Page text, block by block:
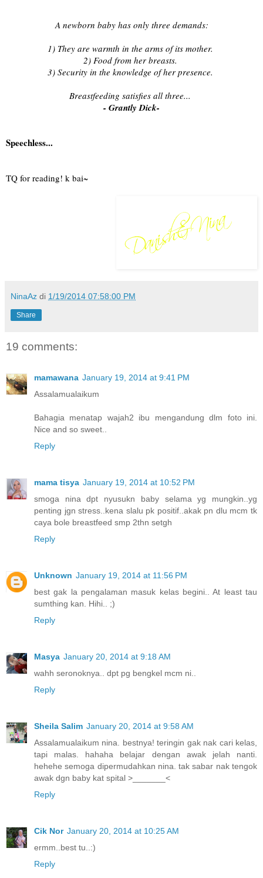
A newborn baby has only three demands:
1) They are warmth in the arms of its mother.
2) Food from her breasts.
3) Security in the knowledge of her presence.
Breastfeeding satisfies all three...
- Grantly Dick-
Speechless...
TQ for reading! k bai~
NinaAz di 1/19/2014 07:58:00 PM
Share
19 comments:
mamawana January 19, 2014 at 9:41 PM
Assalamualaikum
Bahagia menatap wajah2 ibu mengandung dlm foto ini.
Nice and so sweet..
Reply
mama tisya January 19, 2014 at 10:52 PM
smoga nina dpt nyusukn baby selama yg mungkin..yg
penting jgn stress..kena slalu pk positif..akak pn dlu mcm tk
caya bole breastfeed smp 2thn setgh
Reply
Unknown January 19, 2014 at 11:56 PM
best gak la pengalaman masuk kelas begini.. At least tau
sumthing kan. Hihi.. ;)
Reply
Masya January 20, 2014 at 9:18 AM
wahh seronoknya.. dpt pg bengkel mcm ni..
Reply
Sheila Salim January 20, 2014 at 9:58 AM
Assalamualaikum nina. bestnya! teringin gak nak cari kelas,
tapi malas. hahaha belajar dengan awak jelah nanti.
hehehe semoga dipermudahkan nina. tak sabar nak tengok
awak dgn baby kat spital >_______<
Reply
Cik Nor January 20, 2014 at 10:25 AM
ermm..best tu..:)
Reply